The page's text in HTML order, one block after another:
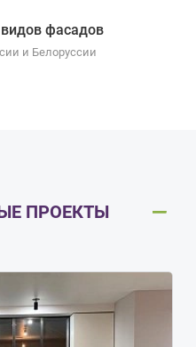
фасадов
и Белоруссии
ПРОЕКТЫ